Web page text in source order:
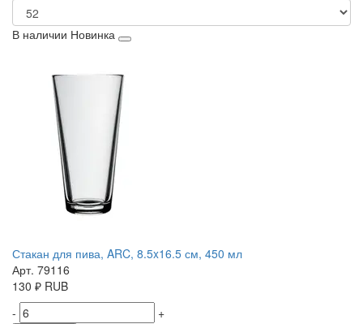
В наличии Новинка
Стакан для пива, ARC, 8.5x16.5 см, 450 мл
Арт. 79116
130 ₽ RUB
-
+